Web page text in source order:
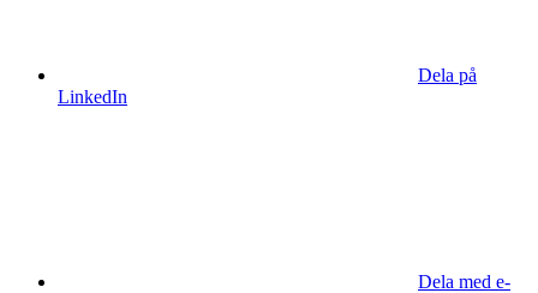
Dela på
LinkedIn
Dela med e-